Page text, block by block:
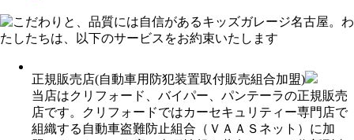
正規販売店(自動車用防犯装置取付販売組合加盟)
当店はクリフォード、バイパー、パンテーラの正規販売
店です。クリフォードではカーセキュリティー専門店で
組織する自動車盗難防止組合（ＶＡＡＳネット）に加